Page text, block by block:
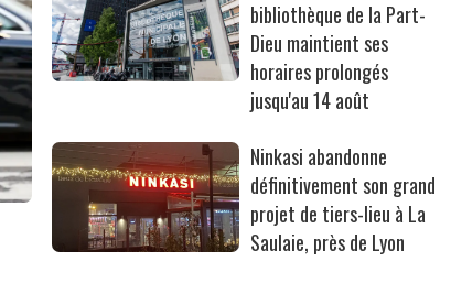
bibliothèque de la Part-
Dieu maintient ses
horaires prolongés
jusqu'au 14 août
Ninkasi abandonne
définitivement son grand
projet de tiers-lieu à La
Saulaie, près de Lyon